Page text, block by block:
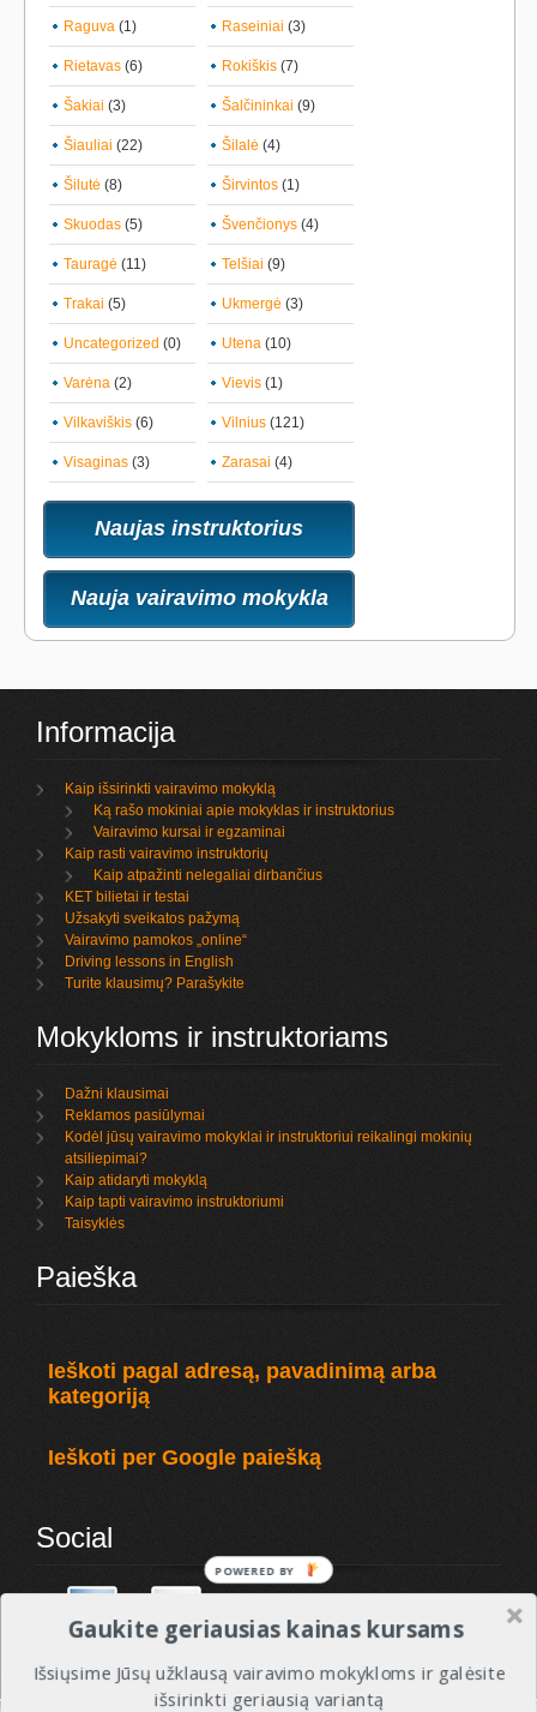
Raguva (1) Raseiniai (3)
Rietavas (6) Rokiškis (7)
Šakiai (3) Šalčininkai (9)
Šiauliai (22) Šilalė (4)
Šilutė (8) Širvintos (1)
Skuodas (5) Švenčionys (4)
Tauragė (11) Telšiai (9)
Trakai (5) Ukmergė (3)
Uncategorized (0) Utena (10)
Varėna (2) Vievis (1)
Vilkaviškis (6) Vilnius (121)
Visaginas (3) Zarasai (4)
Naujas instruktorius
Nauja vairavimo mokykla
Informacija
Kaip išsirinkti vairavimo mokyklą
Ką rašo mokiniai apie mokyklas ir instruktorius
Vairavimo kursai ir egzaminai
Kaip rasti vairavimo instruktorių
Kaip atpažinti nelegaliai dirbančius
KET bilietai ir testai
Užsakyti sveikatos pažymą
Vairavimo pamokos „online“
Driving lessons in English
Turite klausimų? Parašykite
Mokykloms ir instruktoriams
Dažni klausimai
Reklamos pasiūlymai
Kodėl jūsų vairavimo mokyklai ir instruktoriui reikalingi mokinių
atsiliepimai?
Kaip atidaryti mokyklą
Kaip tapti vairavimo instruktoriumi
Taisyklės
Paieška
Ieškoti pagal adresą, pavadinimą arba
kategoriją
Ieškoti per Google paiešką
Social
Gaukite geriausias kainas kursams
Išsiųsime Jūsų užklausą vairavimo mokykloms ir galėsite
išsirinkti geriausią variantą
POWERED
BY